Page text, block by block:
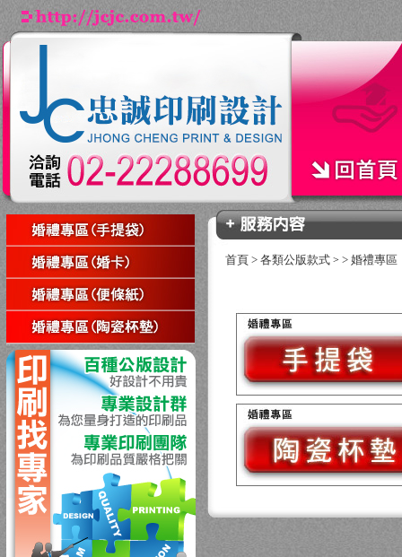
首頁 >各類公版款式 >>婚禮專區